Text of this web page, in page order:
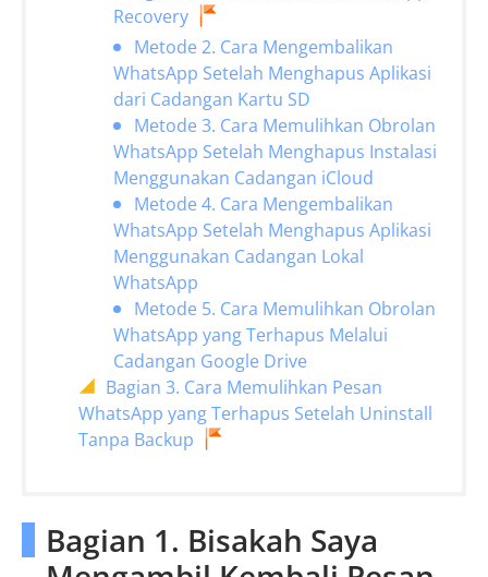
Recovery
Metode 2. Cara Mengembalikan
WhatsApp Setelah Menghapus Aplikasi
dari Cadangan Kartu SD
Metode 3. Cara Memulihkan Obrolan
WhatsApp Setelah Menghapus Instalasi
Menggunakan Cadangan iCloud
Metode 4. Cara Mengembalikan
WhatsApp Setelah Menghapus Aplikasi
Menggunakan Cadangan Lokal
WhatsApp
Metode 5. Cara Memulihkan Obrolan
WhatsApp yang Terhapus Melalui
Cadangan Google Drive
Bagian 3. Cara Memulihkan Pesan
WhatsApp yang Terhapus Setelah Uninstall
Tanpa Backup
Bagian 1. Bisakah Saya